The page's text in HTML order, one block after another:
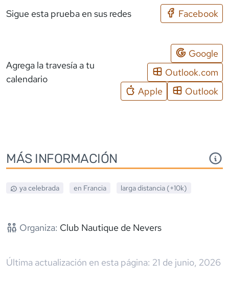
Sigue esta prueba en sus redes Facebook
Agrega la travesía a tu
calendario
Google
Outlook.com
Apple
Outlook
MÁS INFORMACIÓN
ya celebrada en Francia larga distancia (+10k)
Organiza: Club Nautique de Nevers
Última actualización en esta página: 21 de junio, 2026